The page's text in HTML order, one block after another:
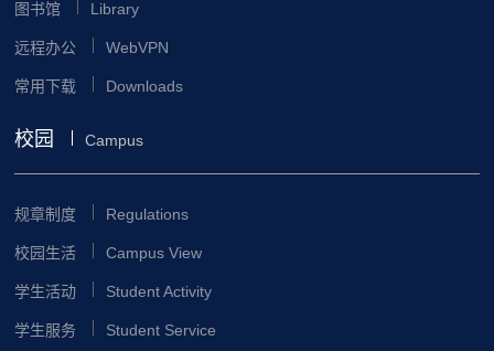
图书馆 Library
远程办公 WebVPN
常用下载 Downloads
校园 Campus
规章制度 Regulations
校园生活 Campus View
学生活动 Student Activity
学生服务 Student Service